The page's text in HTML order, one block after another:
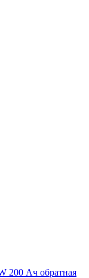
200 Ач обратная